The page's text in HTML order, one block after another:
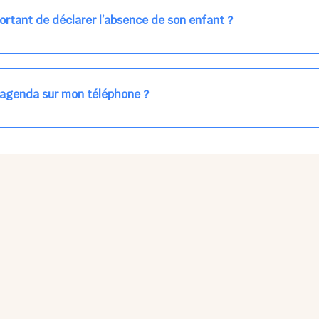
de déclarer l’absence de son enfant ?
enfants à accueillir, et ajuster les plannings au mieux.
car les repas sont commandés à l’avance.
sur mon téléphone ?
sur l'App Store ni Google Play car il s'agit d'une Web App,